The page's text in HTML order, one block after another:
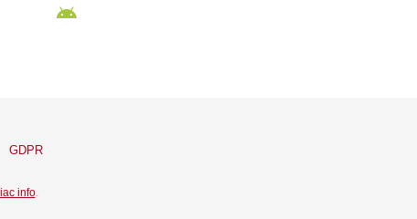
GDPR
info.